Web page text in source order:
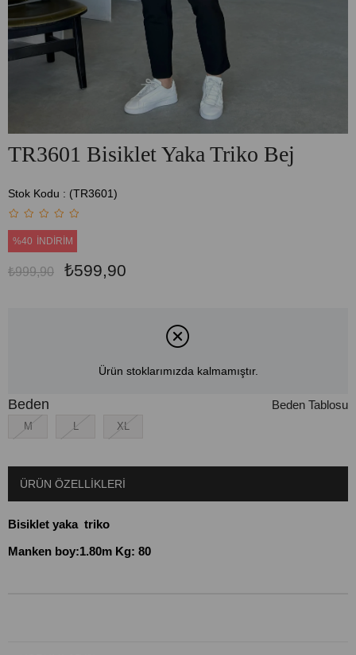
TR3601 Bisiklet Yaka Triko Bej
Stok Kodu (TR3601)
%40 İNDIRIM
₺999,90 ₺599,90
Ürün stoklarımızda kalmamıştır.
Beden
M L XL
Beden Tablosu
ÜRÜN ÖZELLIKLERI
Bisiklet yaka triko
Manken boy:1.80m Kg: 80